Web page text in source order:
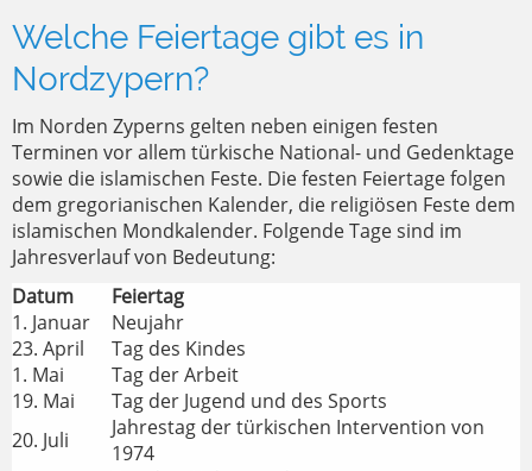
Welche Feiertage gibt es in
Nordzypern?
Im Norden Zyperns gelten neben einigen festen
Terminen vor allem türkische National- und Gedenktage
sowie die islamischen Feste. Die festen Feiertage folgen
dem gregorianischen Kalender, die religiösen Feste dem
islamischen Mondkalender. Folgende Tage sind im
Jahresverlauf von Bedeutung:
Datum
Feiertag
1. Januar
Neujahr
23. April
Tag des Kindes
1. Mai
Tag der Arbeit
19. Mai
Tag der Jugend und des Sports
20. Juli
Jahrestag der türkischen Intervention von
1974